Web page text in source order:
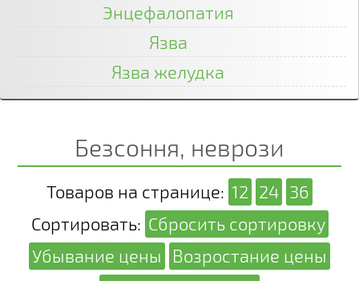
Энцефалопатия
Язва
Язва желудка
Безсоння, неврози
Товаров на странице: 12 24 36
Сортировать: Сбросить сортировку
Убывание цены
Возростание цены